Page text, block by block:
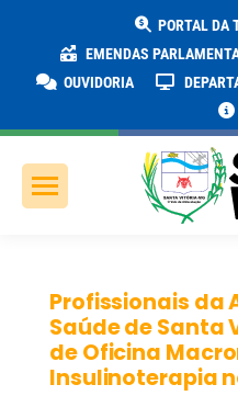
PORTAL DA
EMENDAS
OUVIDORIA
Profissionais da
Saúde de
de Oficina
Insulinoterapia